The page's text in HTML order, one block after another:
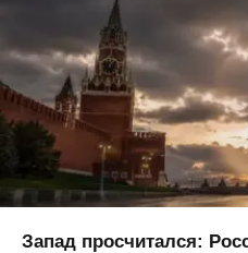
Запад просчитался: